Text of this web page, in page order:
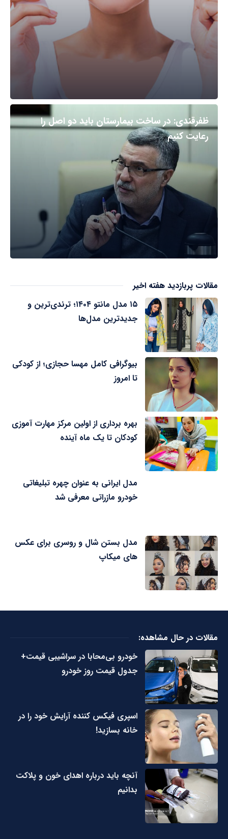
ظفرقندی: در ساخت بیمارستان باید دو اصل را
رعایت کنیم
مقالات پربازدید هفته اخیر
۱۵ مدل مانتو ۱۴۰۴؛ ترندی‌ترین و
جدیدترین مدل‌ها
بیوگرافی کامل مهسا حجازی؛ از کودکی
تا امروز
بهره برداری از اولین مرکز مهارت آموزی
کودکان تا یک ماه آینده
مدل ایرانی به عنوان چهره تبلیغاتی
خودرو مازراتی معرفی شد
مدل بستن شال و روسری برای عکس
های میکاپ
مقالات در حال مشاهده:
خودرو بی‌محابا در سراشیبی قیمت+
جدول قیمت روز خودرو
اسپری فیکس کننده آرایش خود را در
خانه بسازید!
آنچه باید درباره اهدای خون و پلاکت
بدانیم